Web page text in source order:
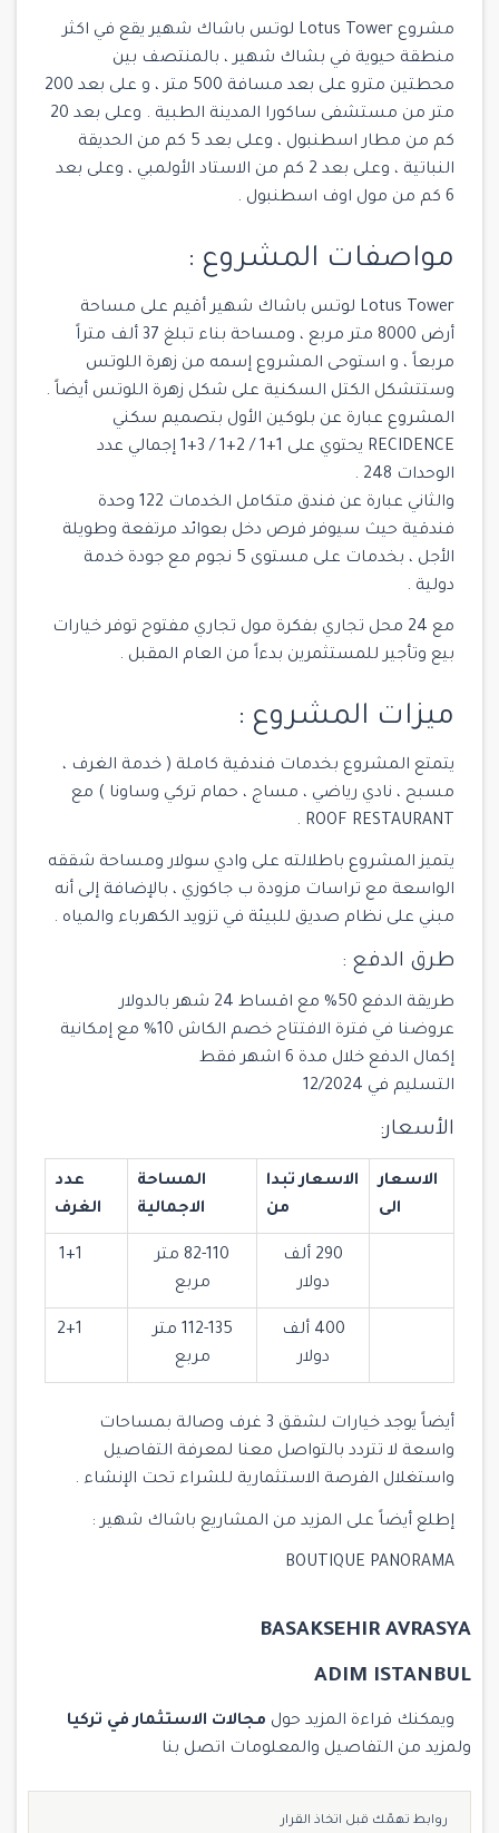
مشروع Lotus Tower لوتس باشاك شهير يقع في اكثر
منطقة حيوية في بشاك شهير ، بالمنتصف بين
محطتين مترو على بعد مسافة 500 متر ، و على بعد 200
متر من مستشفى ساكورا المدينة الطبية . وعلى بعد 20
كم من مطار اسطنبول ، وعلى بعد 5 كم من الحديقة
النباتية ، وعلى بعد 2 كم من الاستاد الأولمبي ، وعلى بعد
6 كم من مول اوف اسطنبول .
مواصفات المشروع :
Lotus Tower لوتس باشاك شهير أقيم على مساحة
أرض 8000 متر مربع ، ومساحة بناء تبلغ 37 ألف متراً
مربعاً ، و استوحى المشروع إسمه من زهرة اللوتس
وستتشكل الكتل السكنية على شكل زهرة اللوتس أيضاً .
المشروع عبارة عن بلوكين الأول بتصميم سكني
RECIDENCE يحتوي على 1+1 / 2+1 / 3+1 إجمالي عدد
الوحدات 248 .
والثاني عبارة عن فندق متكامل الخدمات 122 وحدة
فندقية حيث سيوفر فرص دخل بعوائد مرتفعة وطويلة
الأجل ، بخدمات على مستوى 5 نجوم مع جودة خدمة
دولية .
مع 24 محل تجاري بفكرة مول تجاري مفتوح توفر خيارات
بيع وتأجير للمستثمرين بدءاً من العام المقبل .
ميزات المشروع :
يتمتع المشروع بخدمات فندقية كاملة ( خدمة الغرف ،
مسبح ، نادي رياضي ، مساج ، حمام تركي وساونا ) مع
ROOF RESTAURANT .
يتميز المشروع باطلالته على وادي سولار ومساحة شققه
الواسعة مع تراسات مزودة ب جاكوزي ، بالإضافة إلى أنه
مبني على نظام صديق للبيئة في تزويد الكهرباء والمياه .
طرق الدفع :
طريقة الدفع 50% مع اقساط 24 شهر بالدولار
عروضنا في فترة الافتتاح خصم الكاش 10% مع إمكانية
إكمال الدفع خلال مدة 6 اشهر فقط
التسليم في 12/2024
الأسعار:
الاسعار
الى
الاسعار تبدا
من
المساحة
الاجمالية
عدد
الغرف
290 ألف
دولار
82-110 متر
مربع
1+1
400 ألف
دولار
112-135 متر
مربع
2+1
أيضاً يوجد خيارات لشقق 3 غرف وصالة بمساحات
واسعة لا تتردد بالتواصل معنا لمعرفة التفاصيل
واستغلال الفرصة الاستثمارية للشراء تحت الإنشاء .
إطلع أيضاً على المزيد من المشاريع باشاك شهير :
BOUTIQUE PANORAMA
BASAKSEHIR AVRASYA
ADIM ISTANBUL
ويمكنك قراءة المزيد حول مجالات الاستثمار في تركيا
ولمزيد من التفاصيل والمعلومات اتصل بنا
روابط تهمّك قبل اتخاذ القرار